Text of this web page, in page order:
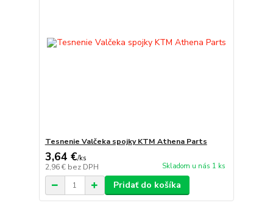
Tesnenie Valčeka spojky KTM Athena Parts
3,64 €/ks
2,96 € bez DPH Skladom u nás 1 ks
Pridať do košíka